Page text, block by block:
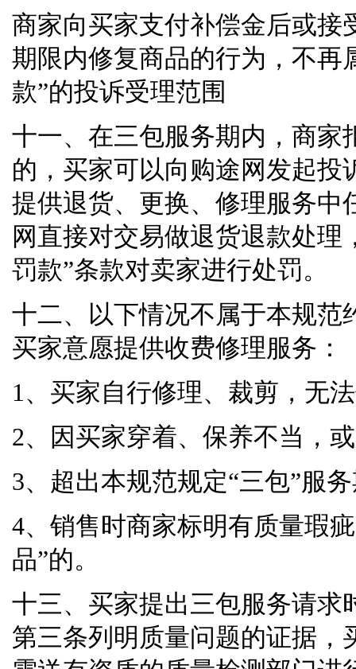
商家向买家支付补偿金后或接
期限内修复商品的行为，不再
款”的投诉受理范围
十一、在三包服务期内，商家
的，买家可以向购途网发起
提供退货、更换、修理服务中
网直接对交易做退货退款处
罚款”条款对卖家进行处罚。
十二、以下情况不属于本规范
买家意愿提供收费修理服务：
1、买家自行修理、裁剪，无
2、因买家穿着、保养不当，
3、超出本规范规定“三包”服
4、销售时商家标明有质量瑕
品”的。
十三、买家提出三包服务请求
第三条列明质量问题的证据